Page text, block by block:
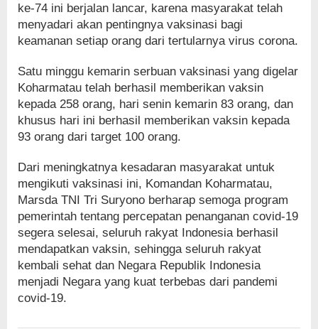
ke-74 ini berjalan lancar, karena masyarakat telah
menyadari akan pentingnya vaksinasi bagi
keamanan setiap orang dari tertularnya virus corona.
Satu minggu kemarin serbuan vaksinasi yang digelar
Koharmatau telah berhasil memberikan vaksin
kepada 258 orang, hari senin kemarin 83 orang, dan
khusus hari ini berhasil memberikan vaksin kepada
93 orang dari target 100 orang.
Dari meningkatnya kesadaran masyarakat untuk
mengikuti vaksinasi ini, Komandan Koharmatau,
Marsda TNI Tri Suryono berharap semoga program
pemerintah tentang percepatan penanganan covid-19
segera selesai, seluruh rakyat Indonesia berhasil
mendapatkan vaksin, sehingga seluruh rakyat
kembali sehat dan Negara Republik Indonesia
menjadi Negara yang kuat terbebas dari pandemi
covid-19.